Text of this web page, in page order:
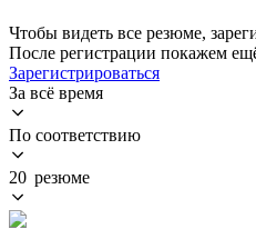
Чтобы видеть все резюме,
После регистрации покажем
Зарегистрироваться
За всё время
По соответствию
20 резюме